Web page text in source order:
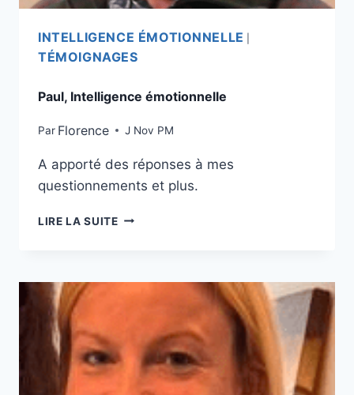
INTELLIGENCE ÉMOTIONNELLE
TÉMOIGNAGES
Paul, Intelligence émotionnelle
Par Florence J Nov PM
A apporté des réponses à mes
questionnements et plus.
LIRE LA SUITE